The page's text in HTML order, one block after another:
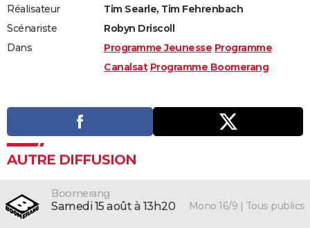
Réalisateur
Tim Searle, Tim Fehrenbach
Scénariste
Robyn Driscoll
Dans
Programme Jeunesse Programme
Canalsat Programme Boomerang
AUTRE DIFFUSION
Boomerang
samedi 15 août à 13h20 Mono 16/9 | Tous publics